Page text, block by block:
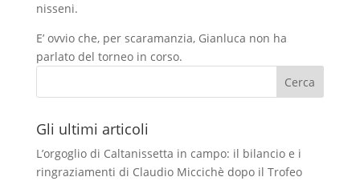
nisseni.
E’ ovvio che, per scaramanzia, Gianluca non ha
parlato del torneo in corso.
Cerca
Gli ultimi articoli
L’orgoglio di Caltanissetta in campo: il bilancio e i
ringraziamenti di Claudio Miccichè dopo il Trofeo